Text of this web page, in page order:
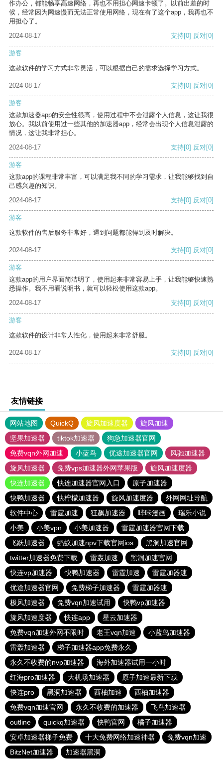
作办公，都能畅享高速网络，再也不用担心网速卡顿了。以前出差的时
候，经常因为网速慢而无法正常使用网络，现在有了这个app，我再也不
用担心了。
2024-08-17
支持[0] 反对[0]
游客
这款软件的学习方式非常灵活，可以根据自己的需求选择学习方式。
2024-08-17 支持[0] 反对[0]
游客
这款加速器app的安全性很高，使用过程中不会泄露个人信息，这让我很
放心。我以前使用过一些其他的加速器app，经常会出现个人信息泄露的
情况，这让我非常担心。
2024-08-17
支持[0] 反对[0]
游客
这款app的课程非常丰富，可以满足我不同的学习需求，让我能够找到自
己感兴趣的知识。
2024-08-17
支持[0] 反对[0]
游客
这款软件的售后服务非常好，遇到问题都能得到及时解决。
2024-08-17 支持[0] 反对[0]
游客
这款app的用户界面简洁明了，使用起来非常容易上手，让我能够快速熟
悉操作。我不用看说明书，就可以轻松使用这款app。
2024-08-17
支持[0] 反对[0]
游客
这款软件的设计非常人性化，使用起来非常舒服。
2024-08-17 支持[0] 反对[0]
友情链接
网站地图 QuickQ 旋风加速度器
旋风加速
坚果加速器
tiktok加速器
狗急加速器官网
免费vqn外网加速
小蓝鸟 优途加速器官网
风驰加速器
旋风加速器
免费vps加速器外网苹果版
旋风加速度器
快连加速器
快连加速器官网入口
原子加速器
快鸭加速器
快柠檬加速器 旋风加速度器
外网网址导航
软件中心
雷霆加速 狂飙加速器 哔咔漫画
瑞乐小说
小美
小美vpn 小美加速器
雷霆加速器官网下载
飞跃加速器
蚂蚁加速npv下载官网ios
黑洞加速官网
twitter加速器免费下载
雷轰加速
黑洞加速官网
快连vp加速器
快鸭加速器 雷霆加速
雷霆加器速
优途加速器官网
免费梯子加速器
雷霆加器速
极风加速器
免费vqn加速试用
快鸭vp加速器
旋风加速度器
快连app
星云加速器
免费vqn加速外网不限时
老王vqn加速
小蓝鸟加速器
雷轰加速器
梯子加速器app免费永久
永久不收费的nvp加速器
海外加速器试用一小时
红海pro加速器
大机场加速器
原子加速最新下载
快连pro
黑洞加速器 西柚加速
西柚加速器
免费vqn加速官网
永久不收费的加速器
飞鸟加速器
outline
quickq加速器 快鸭官网
橘子加速器
安卓加速器梯子免费
十大免费网络加速神器
免费vqn加速
BitzNet加速器
加速器黑洞